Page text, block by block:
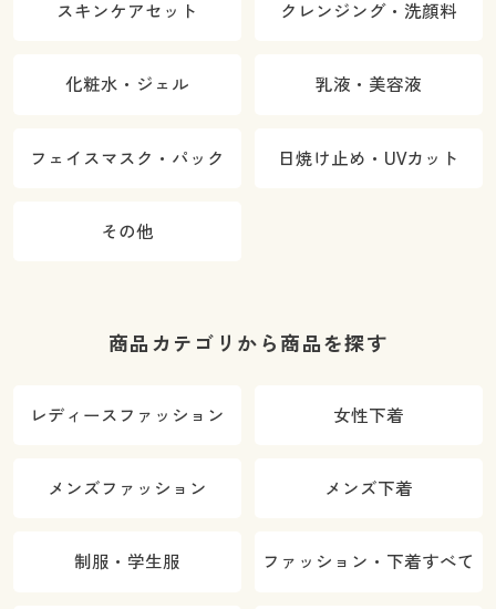
スキンケアセット クレンジング・洗顔料
化粧水・ジェル 乳液・美容液
フェイスマスク・パック 日焼け止め・UVカット
その他
商品カテゴリから商品を探す
レディースファッション 女性下着
メンズファッション メンズ下着
制服・学生服 ファッション・下着すべて